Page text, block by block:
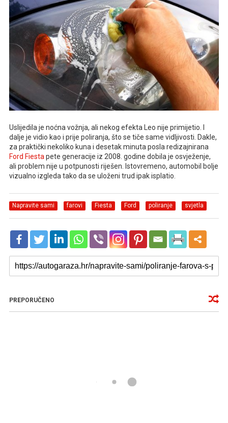
Uslijedila je noćna vožnja, ali nekog efekta Leo nije primijetio. I
dalje je vidio kao i prije poliranja, što se tiče same vidljivosti. Dakle,
za praktički nekoliko kuna i desetak minuta posla redizajnirana
Ford Fiesta pete generacije iz 2008. godine dobila je osvježenje,
ali problem nije u potpunosti riješen. Istovremeno, automobil bolje
vizualno izgleda tako da se uloženi trud ipak isplatio.
Napravite sami farovi Fiesta Ford poliranje svjetla
PREPORUČENO